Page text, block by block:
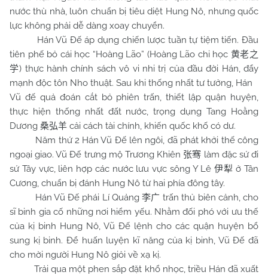
nước thù nhà, luôn chuẩn bị tiêu diệt Hung Nô, nhưng quốc
lực không phải dễ dàng xoay chuyển.
Hán Vũ Đế áp dụng chiến lược tuần tự tiệm tiến. Đầu
tiên phế bỏ cái học “Hoàng Lão” (Hoàng Lão chi học 黄老之
学) thực hành chính sách vô vi nhi trị của đầu đời Hán, đẩy
mạnh độc tôn Nho thuật. Sau khi thống nhất tư tưởng, Hán
Vũ đế quả đoán cắt bỏ phiên trấn, thiết lập quận huyện,
thực hiện thống nhất đất nước, trọng dụng Tang Hoằng
Dương 桑弘羊 cải cách tài chính, khiến quốc khố có dư.
Năm thứ 2 Hán Vũ Đế lên ngôi, đã phát khởi thế công
ngoại giao. Vũ Đế trưng mộ Trương Khiên 张骞 làm đặc sứ đi
sứ Tây vực, liên hợp các nước lưu vực sông Y Lê 伊犁 ở Tân
Cương, chuẩn bị đánh Hung Nô từ hai phía đông tây.
Hán Vũ Đế phái Lí Quảng李广 trấn thủ biên cảnh, cho
sĩ binh gia cố những nơi hiểm yếu. Nhằm đối phó với ưu thế
của kị binh Hung Nô, Vũ Đế lệnh cho các quận huyện bổ
sung kị binh. Để huấn luyện kĩ năng của kị binh, Vũ Đế đã
cho mời người Hung Nô giỏi về xạ kị.
Trải qua một phen sắp đặt khổ nhọc, triều Hán đã xuất